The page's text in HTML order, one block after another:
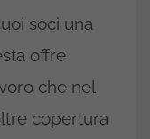
soci una
offre
che nel
copertura